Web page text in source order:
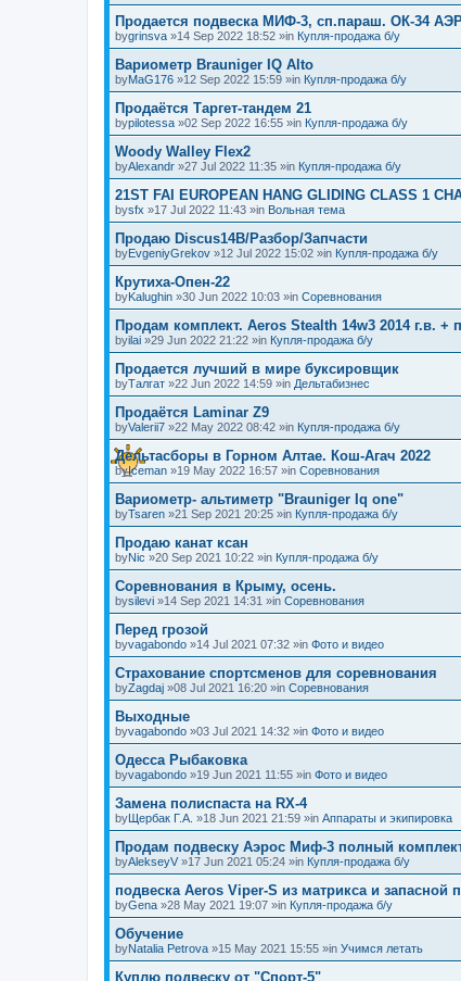
Продается подвеска МИФ-3, сп.параш. ОК-34
bygrinsva »14 Sep 2022 18:52 »in Купля-продажа б/у
Вариометр Brauniger IQ Alto
byMaG176 »12 Sep 2022 15:59 »in Купля-продажа б/у
Продаётся Таргет-тандем 21
bypilotessa »02 Sep 2022 16:55 »in Купля-продажа б/у
Woody Walley Flex2
byAlexandr »27 Jul 2022 11:35 »in Купля-продажа б/у
21ST FAI EUROPEAN HANG GLIDING CLASS 1
bysfx »17 Jul 2022 11:43 »in Вольная тема
Продаю Discus14B/Разбор/Запчасти
byEvgeniyGrekov »12 Jul 2022 15:02 »in Купля-продажа б/у
Крутиха-Опен-22
byKalughin »30 Jun 2022 10:03 »in Соревнования
Продам комплект. Aeros Stealth 14w3 2014 г.в. +
byilai »29 Jun 2022 21:22 »in Купля-продажа б/у
Продается лучший в мире буксировщик
byТалгат »22 Jun 2022 14:59 »in Дельтабизнес
Продаётся Laminar Z9
byValerii7 »22 May 2022 08:42 »in Купля-продажа б/у
Дельтасборы в Горном Алтае. Кош-Агач 2022
byIceman »19 May 2022 16:57 »in Соревнования
Вариометр- альтиметр "Brauniger Iq one"
byTsaren »21 Sep 2021 20:25 »in Купля-продажа б/у
Продаю канат ксан
byNic »20 Sep 2021 10:22 »in Купля-продажа б/у
Соревнования в Крыму, осень.
bysilevi »14 Sep 2021 14:31 »in Соревнования
Перед грозой
byvagabondo »14 Jul 2021 07:32 »in Фото и видео
Страхование спортсменов для соревнования
byZagdaj »08 Jul 2021 16:20 »in Соревнования
Выходные
byvagabondo »03 Jul 2021 14:32 »in Фото и видео
Одесса Рыбаковка
byvagabondo »19 Jun 2021 11:55 »in Фото и видео
Замена полиспаста на RX-4
byЩербак Г.А. »18 Jun 2021 21:59 »in Аппараты и экипировка
Продам подвеску Аэрос Миф-3 полный
byAlekseyV »17 Jun 2021 05:24 »in Купля-продажа б/у
подвеска Aeros Viper-S из матрикса и запасной
byGena »28 May 2021 19:07 »in Купля-продажа б/у
Обучение
byNatalia Petrova »15 May 2021 15:55 »in Учимся летать
Куплю подвеску от "Спорт-5"